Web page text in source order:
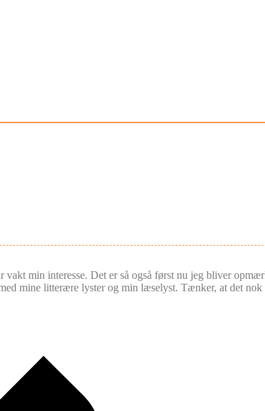
min interesse. Det er så også først nu jeg bliver
mine litterære lyster og min læselyst. Tænker, at det